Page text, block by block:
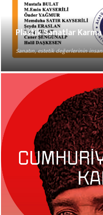
Plastik Sanatlar
Sanatın, estetik değerlerinin